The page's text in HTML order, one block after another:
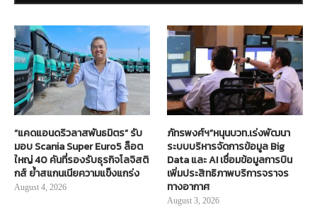
“แคดแอนดริวลาสพันธมิตร” รับ
มอบ Scania Super Euro5 ล็อต
ใหญ่ 40 คันที่รองรับธุรกิจโลจิสติ
กส์ ย้ำสแกนเนียความแข็งแกร่ง
August 4, 2026
ภัทรพงศ์ฯ”หนุนบวท.เร่งพัฒนา
ระบบบริหารจัดการข้อมูล Big
Data และ AI เชื่อมข้อมูลการบิน
เพิ่มประสิทธิภาพบริการจราจร
ทางอากาศ
August 3, 2026